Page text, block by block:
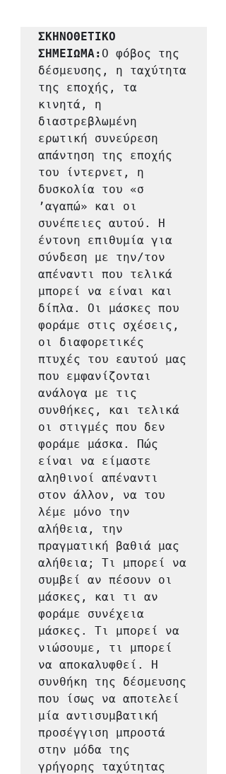
ΣΚΗΝΟΘΕΤΙΚΟ
ΣΗΜΕΙΩΜΑ: Ο φόβος της
δέσμευσης, η ταχύτητα
της εποχής, τα
κινητά, η
διαστρεβλωμένη
ερωτική συνεύρεση
απάντηση της εποχής
του ίντερνετ, η
δυσκολία του «σ
’αγαπώ» και οι
συνέπειες αυτού. Η
έντονη επιθυμία για
σύνδεση με την/τον
απέναντι που τελικά
μπορεί να είναι και
δίπλα. Οι μάσκες που
φοράμε στις σχέσεις,
οι διαφορετικές
πτυχές του εαυτού μας
που εμφανίζονται
ανάλογα με τις
συνθήκες, και τελικά
οι στιγμές που δεν
φοράμε μάσκα. Πώς
είναι να είμαστε
αληθινοί απέναντι
στον άλλον, να του
λέμε μόνο την
αλήθεια, την
πραγματική βαθιά μας
αλήθεια; Τι μπορεί να
συμβεί αν πέσουν οι
μάσκες, και τι αν
φοράμε συνέχεια
μάσκες. Τι μπορεί να
νιώσουμε, τι μπορεί
να αποκαλυφθεί. Η
συνθήκη της δέσμευσης
που ίσως να αποτελεί
μία αντισυμβατική
προσέγγιση μπροστά
στην μόδα της
γρήγορης ταχύτητας